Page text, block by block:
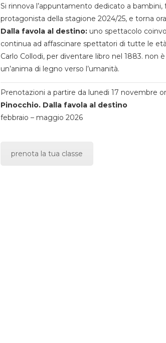
Si rinnova l’appuntamento dedicato a
protagonista della stagione 2024/25, e torna
Dalla favola al destino:uno spettacolo
continua ad affascinare spettatori di tutte le
Carlo Collodi, per diventare libro nel 1883. non
un’anima di legno verso l’umanità.
Prenotazioni a partire da lunedi 17 novembre
Pinocchio. Dalla favola al destino
febbraio – maggio 2026
prenota la tua classe